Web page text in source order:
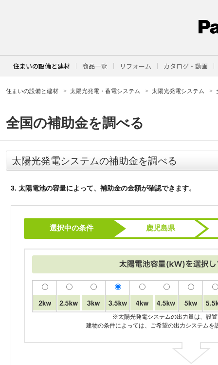
住まいの設備と建材 商品一覧 リフォーム カタログ・動画
住まいの設備と建材 太陽光発電・蓄電システム 太陽光発電システム
全国の補助金を調べる
太陽光発電システムの補助金を調べる
3. 太陽電池の容量によって、補助金の金額が確認できます。
選択中の条件 鹿児島県
※太陽光発電システムの出力量は、設
建物の条件によっては、ご希望の出力システムを